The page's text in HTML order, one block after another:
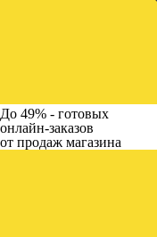
До 49% - готовых
онлайн-заказов
от продаж магазина